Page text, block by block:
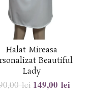
Halat Mireasa
Beautiful
Lady
lei 149,00 lei